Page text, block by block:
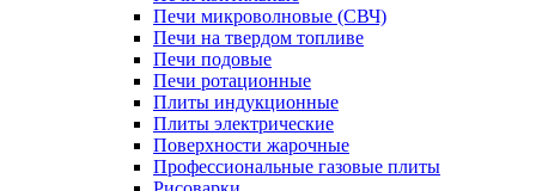
Печи микроволновые (СВЧ)
Печи на твердом топливе
Печи подовые
Печи ротационные
Плиты индукционные
Плиты электрические
Поверхности жарочные
Профессиональные газовые плиты